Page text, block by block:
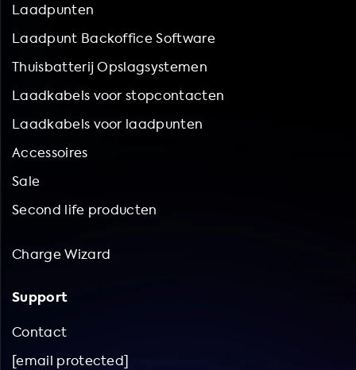
Laadpunten
Laadpunt Backoffice Software
Thuisbatterij Opslagsystemen
Laadkabels voor stopcontacten
Laadkabels voor laadpunten
Accessoires
Sale
Second life producten
Charge Wizard
Support
Contact
[email protected]